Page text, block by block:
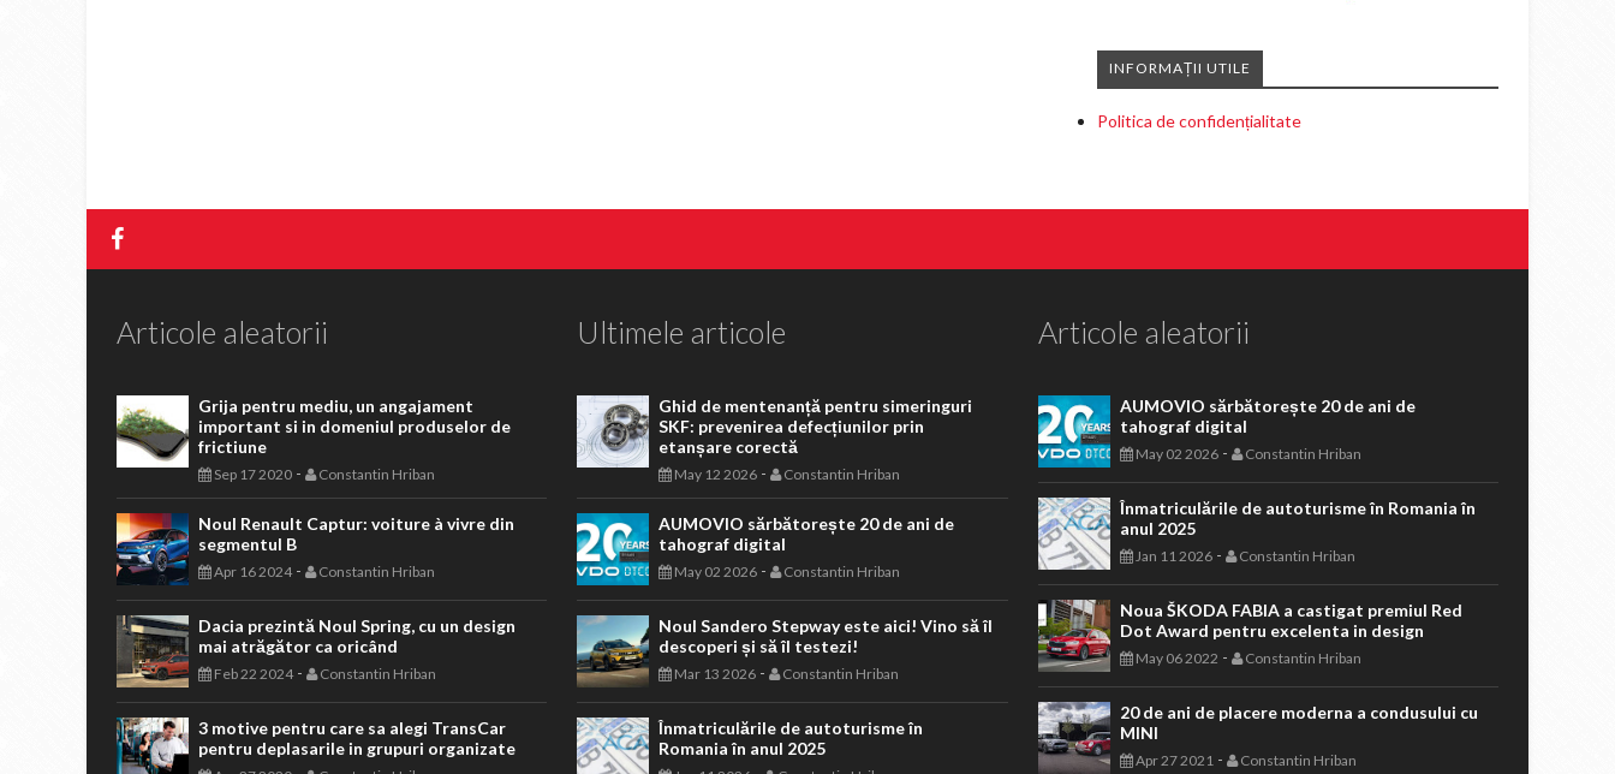
INFORMAȚII UTILE
Politica de confidențialitate
Articole aleatorii
Grija pentru mediu, un angajament
important si in domeniul produselor de
frictiune
Sep 17 2020 - Constantin Hriban
Noul Renault Captur: voiture à vivre din
segmentul B
Apr 16 2024- Constantin Hriban
Dacia prezintă Noul Spring, cu un design
mai atrăgător ca oricând
Feb 22 2024- Constantin Hriban
3 motive pentru care sa alegi TransCar
pentru deplasarile in grupuri organizate
Ultimele articole
Ghid de mentenanță pentru simeringuri
SKF: prevenirea defecțiunilor prin
etanșare corectă
May 12 2026 - Constantin Hriban
AUMOVIO sărbătorește 20 de ani de
tahograf digital
May 02 2026 - Constantin Hriban
Noul Sandero Stepway este aici! Vino să îl
descoperi și să îl testezi!
Mar 13 2026 - Constantin Hriban
Înmatriculările de autoturisme în
Romania în anul 2025
Articole aleatorii
AUMOVIO sărbătorește 20 de ani de
tahograf digital
May 02 2026- Constantin Hriban
Înmatriculările de autoturisme în Romania în
anul 2025
Jan 11 2026- Constantin Hriban
Noua ŠKODA FABIA a castigat premiul Red
Dot Award pentru excelenta in design
May 06 2022 - Constantin Hriban
20 de ani de placere moderna a condusului cu
MINI
Apr 27 2021 - Constantin Hriban